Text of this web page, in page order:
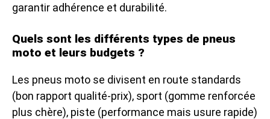
garantir adhérence et durabilité.
Quels sont les différents types de pneus
moto et leurs budgets ?
Les pneus moto se divisent en route standards
(bon rapport qualité-prix), sport (gomme renforcée
plus chère), piste (performance mais usure rapide)